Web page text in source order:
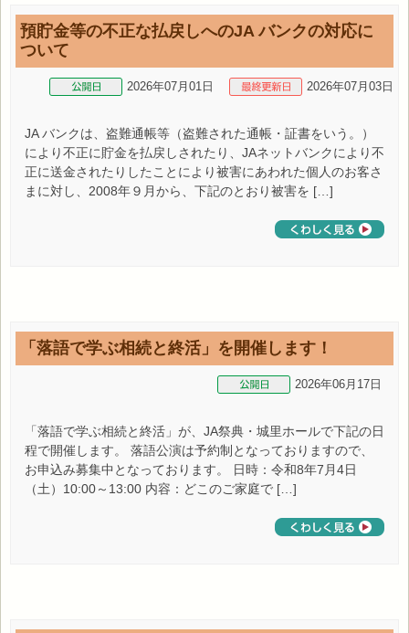
預貯金等の不正な払戻しへのJA バンクの対応に
ついて
2026年07月01日 2026年07月03日
JA バンクは、盗難通帳等（盗難された通帳・証書をいう。）
により不正に貯金を払戻しされたり、JAネットバンクにより不
正に送金されたりしたことにより被害にあわれた個人のお客さ
まに対し、2008年９月から、下記のとおり被害を […]
「落語で学ぶ相続と終活」を開催します！
2026年06月17日
「落語で学ぶ相続と終活」が、JA祭典・城里ホールで下記の日
程で開催します。 落語公演は予約制となっておりますので、
お申込み募集中となっております。 日時：令和8年7月4日
（土）10:00～13:00 内容：どこのご家庭で […]